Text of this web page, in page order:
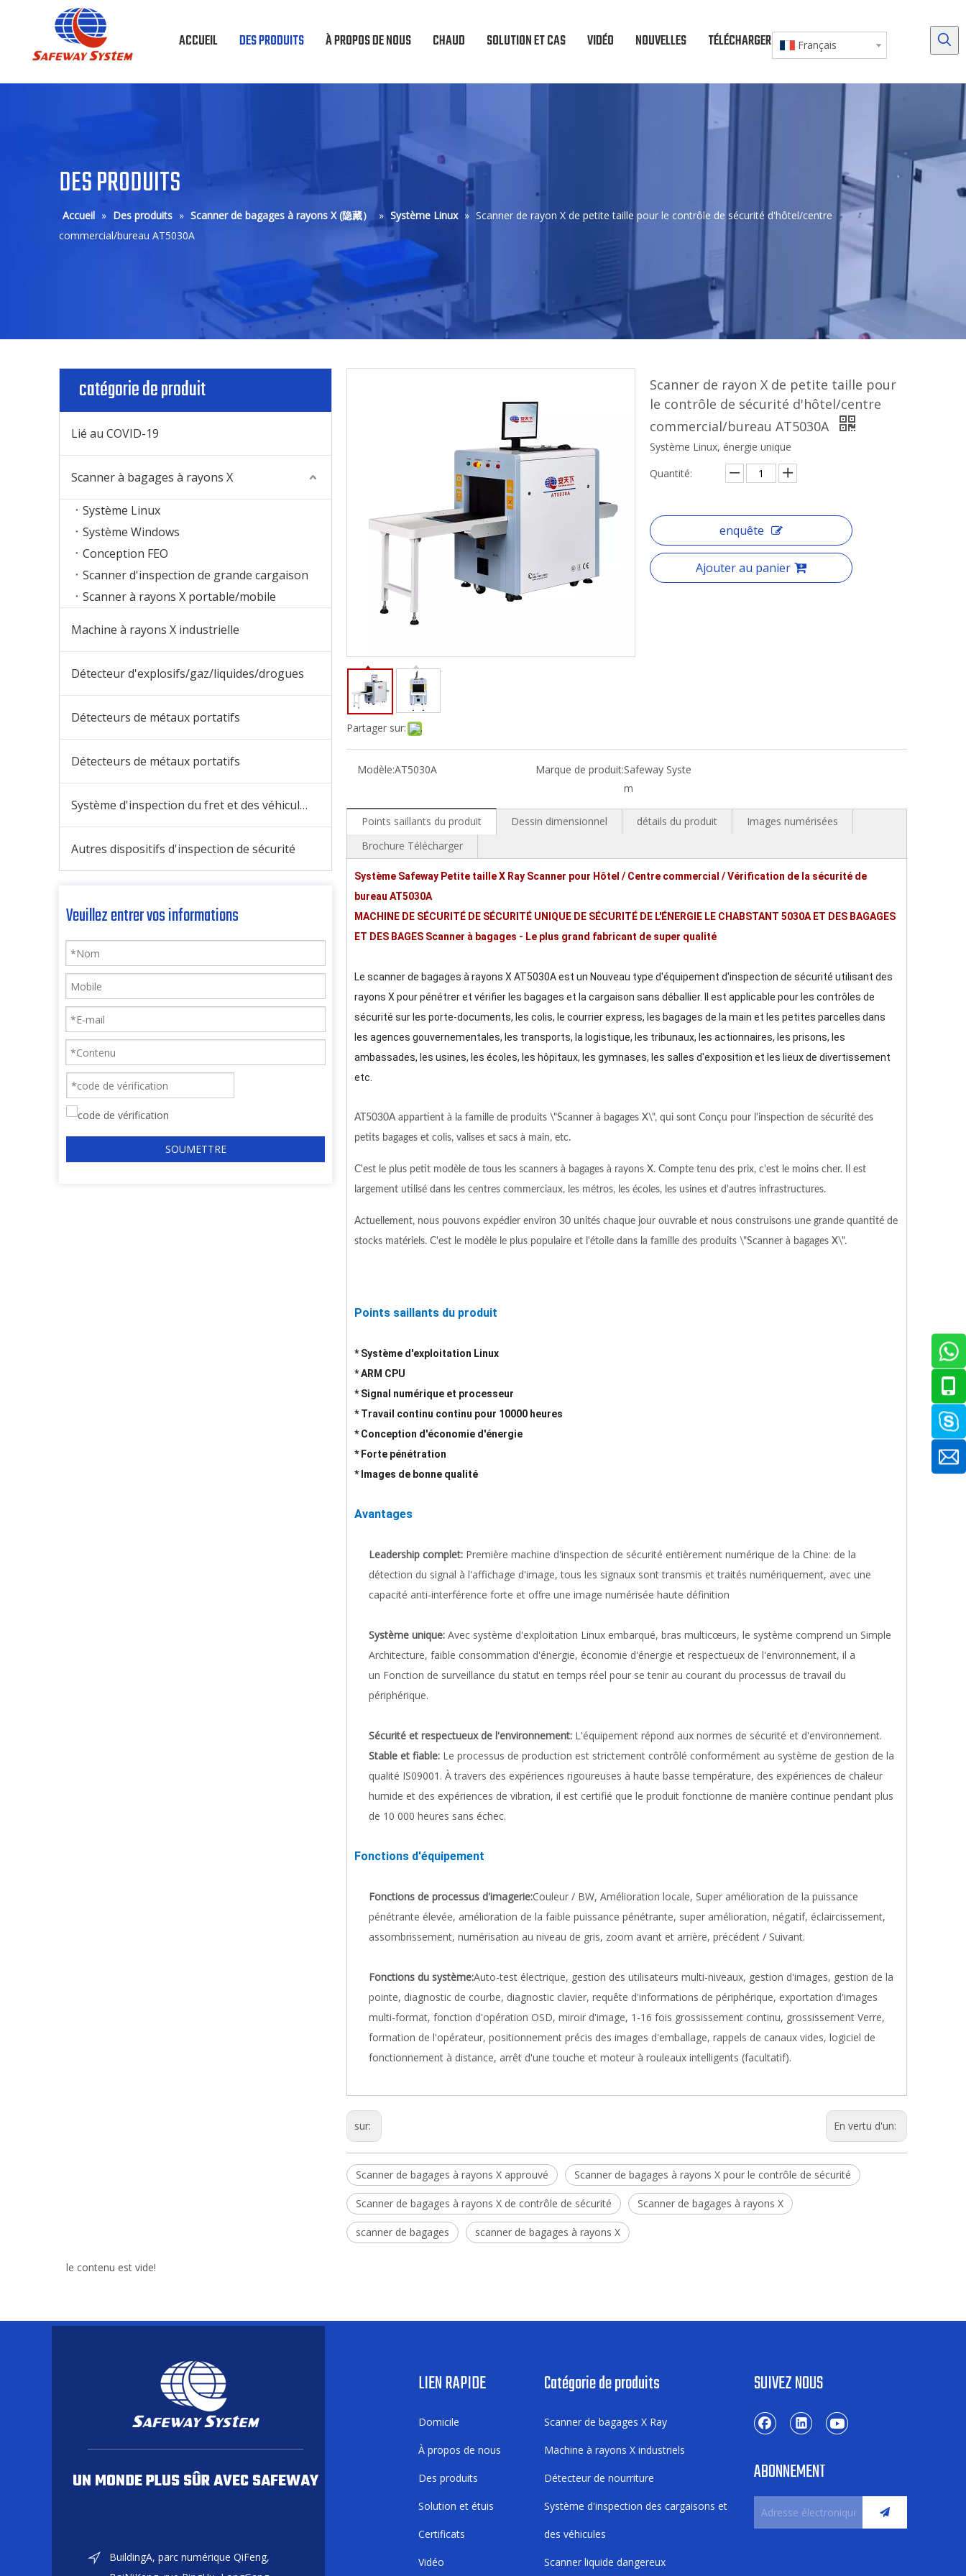
ACCUEIL DES PRODUITS À PROPOS DE NOUS CHAUD SOLUTION ET CAS VIDÉO NOUVELLES TÉLÉCHARGER NOUS CONTACTER
Français
DES PRODUITS
Accueil » Des produits » Scanner de bagages à rayons X (隐藏） » Système Linux » Scanner de rayon X de petite taille pour le contrôle de sécurité d'hôtel/centre
commercial/bureau AT5030A
catégorie de produit
Lié au COVID-19
Scanner à bagages à rayons X
Système Linux
Système Windows
Conception FEO
Scanner d'inspection de grande cargaison
Scanner à rayons X portable/mobile
Machine à rayons X industrielle
Détecteur d'explosifs/gaz/liquides/drogues
Détecteurs de métaux portatifs
Détecteurs de métaux portatifs
Système d'inspection du fret et des véhicules
Autres dispositifs d'inspection de sécurité
Veuillez entrer vos informations
SOUMETTRE
Partager sur:
Scanner de rayon X de petite taille pour
le contrôle de sécurité d'hôtel/centre
commercial/bureau AT5030A
Système Linux, énergie unique
Quantité:
enquête
Ajouter au panier
Modèle:AT5030A Marque de produit:Safeway Syste
m
Points saillants du produit Dessin dimensionnel détails du produit
Images numérisées
Brochure Télécharger
Système Safeway Petite taille X Ray Scanner pour Hôtel / Centre commercial / Vérification de la sécurité de
bureau AT5030A
MACHINE DE SÉCURITÉ DE SÉCURITÉ UNIQUE DE SÉCURITÉ DE L'ÉNERGIE LE CHABSTANT 5030A ET DES BAGAGES
ET DES BAGES Scanner à bagages - Le plus grand fabricant de super qualité
Le scanner de bagages à rayons X AT5030A est un Nouveau type d'équipement d'inspection de sécurité utilisant des
rayons X pour pénétrer et vérifier les bagages et la cargaison sans déballier. Il est applicable pour les contrôles de
sécurité sur les porte-documents, les colis, le courrier express, les bagages de la main et les petites parcelles dans
les agences gouvernementales, les transports, la logistique, les tribunaux, les actionnaires, les prisons, les
ambassades, les usines, les écoles, les hôpitaux, les gymnases, les salles d'exposition et les lieux de divertissement
etc.
AT5030A appartient à la famille de produits \"Scanner à bagages X\", qui sont Conçu pour l'inspection de sécurité des
petits bagages et colis, valises et sacs à main, etc.
C'est le plus petit modèle de tous les scanners à bagages à rayons X. Compte tenu des prix, c'est le moins cher. Il est
largement utilisé dans les centres commerciaux, les métros, les écoles, les usines et d'autres infrastructures.
Actuellement, nous pouvons expédier environ 30 unités chaque jour ouvrable et nous construisons une grande quantité de
stocks matériels. C'est le modèle le plus populaire et l'étoile dans la famille des produits \"Scanner à bagages X\".
Points saillants du produit
* Système d'exploitation Linux
* ARM CPU
* Signal numérique et processeur
* Travail continu continu pour 10000 heures
* Conception d'économie d'énergie
* Forte pénétration
* Images de bonne qualité
Avantages
Leadership complet: Première machine d'inspection de sécurité entièrement numérique de la Chine: de la
détection du signal à l'affichage d'image, tous les signaux sont transmis et traités numériquement, avec une
capacité anti-interférence forte et offre une image numérisée haute définition
Système unique: Avec système d'exploitation Linux embarqué, bras multicœurs, le système comprend un Simple
Architecture, faible consommation d'énergie, économie d'énergie et respectueux de l'environnement, il a
un Fonction de surveillance du statut en temps réel pour se tenir au courant du processus de travail du
périphérique.
Sécurité et respectueux de l'environnement: L'équipement répond aux normes de sécurité et d'environnement.
Stable et fiable: Le processus de production est strictement contrôlé conformément au système de gestion de la
qualité IS09001. À travers des expériences rigoureuses à haute basse température, des expériences de chaleur
humide et des expériences de vibration, il est certifié que le produit fonctionne de manière continue pendant plus
de 10 000 heures sans échec.
Fonctions d'équipement
Fonctions de processus d'imagerie:Couleur / BW, Amélioration locale, Super amélioration de la puissance
pénétrante élevée, amélioration de la faible puissance pénétrante, super amélioration, négatif, éclaircissement,
assombrissement, numérisation au niveau de gris, zoom avant et arrière, précédent / Suivant.
Fonctions du système:Auto-test électrique, gestion des utilisateurs multi-niveaux, gestion d'images, gestion de la
pointe, diagnostic de courbe, diagnostic clavier, requête d'informations de périphérique, exportation d'images
multi-format, fonction d'opération OSD, miroir d'image, 1-16 fois grossissement continu, grossissement Verre,
formation de l'opérateur, positionnement précis des images d'emballage, rappels de canaux vides, logiciel de
fonctionnement à distance, arrêt d'une touche et moteur à rouleaux intelligents (facultatif).
sur: En vertu d'un:
Scanner de bagages à rayons X approuvé Scanner de bagages à rayons X pour le contrôle de sécurité
Scanner de bagages à rayons X de contrôle de sécurité Scanner de bagages à rayons X
scanner de bagages scanner de bagages à rayons X
le contenu est vide!
UN MONDE PLUS SÛR AVEC SAFEWAY
BuildingA, parc numérique QiFeng,
LIEN RAPIDE
Domicile
À propos de nous
Des produits
Solution et étuis
Certificats
Vidéo
Catégorie de produits
Scanner de bagages X Ray
Machine à rayons X industriels
Détecteur de nourriture
Système d'inspection des cargaisons et
des véhicules
Scanner liquide dangereux
SUIVEZ NOUS
ABONNEMENT